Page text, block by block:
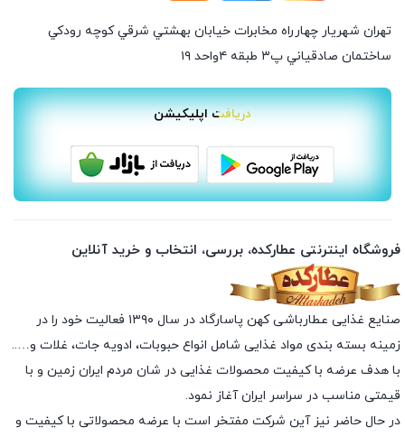
تهران شهريار چهارراه مخابرات خيابان بهشتي شرقي كوچه رودكي
ساختمان صادقياني پ٣ طبقه ٤واحد ۱۹
دریافت اپلیکیشن
فروشگاه اینترنتی عطارکده، بررسی، انتخاب و خرید آنلاین
صنایع غذایی عطارباشی کهن پاسارگاد در سال ۱۳۹۰ فعالیت خود را در
زمینه بسته بندی مواد غذایی شامل انواع حبوبات، ادویه جات، غلات و…..
با هدف عرضه با کیفیت محصولات غذایی در شان مردم ایران زمین و با
قیمتی مناسب در سراسر ایران آغاز نمود.
در حال حاضر نیز آین شرکت مفتخر است با عرضه محصولاتی با کیفیت و